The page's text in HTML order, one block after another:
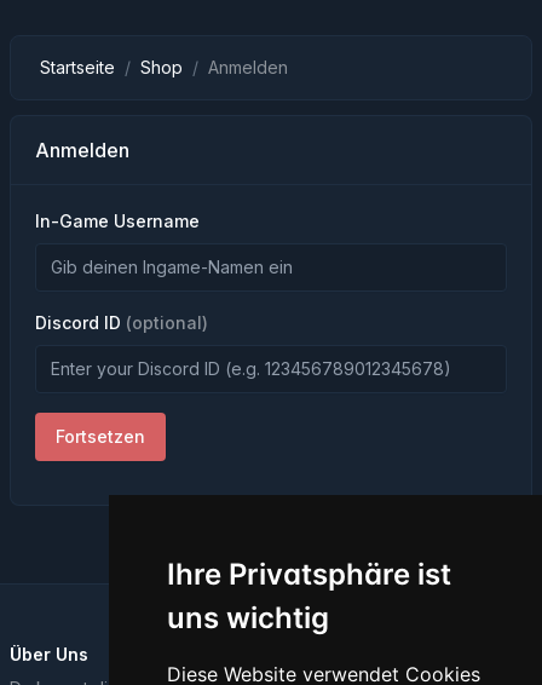
Ihre Privatsphäre ist
uns wichtig
Diese Website verwendet Cookies
Startseite Shop Anmelden
Anmelden
In-Game Username
Discord ID (optional)
Fortsetzen
Über Uns